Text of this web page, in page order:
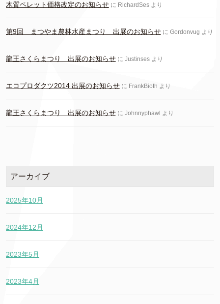
木質ペレット価格改定のお知らせ に RichardSes より
第9回 まつやま農林水産まつり 出展のお知らせ に Gordonvug より
龍王さくらまつり 出展のお知らせ に Justinses より
エコプロダクツ2014 出展のお知らせ に FrankBioth より
龍王さくらまつり 出展のお知らせ に Johnnyphawl より
アーカイブ
2025年10月
2024年12月
2023年5月
2023年4月